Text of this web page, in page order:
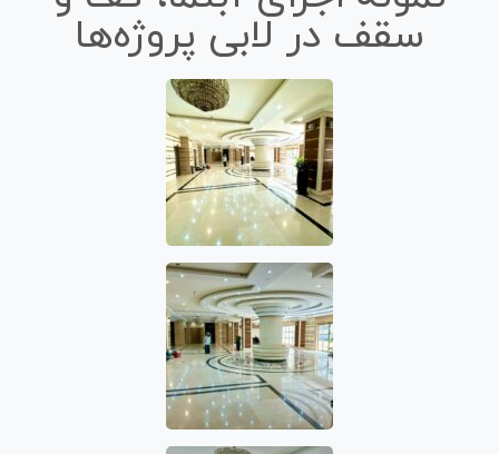
سقف در لابی پروژه‌ها